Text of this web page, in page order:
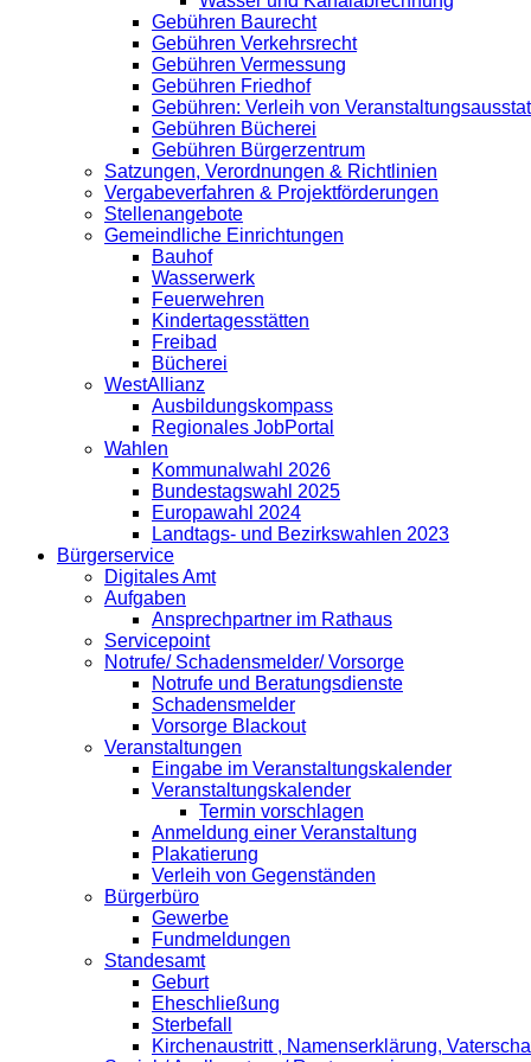
Gebühren Baurecht
Gebühren Verkehrsrecht
Gebühren Vermessung
Gebühren Friedhof
Gebühren: Verleih von
Gebühren Bücherei
Gebühren Bürgerzentrum
Satzungen, Verordnungen & Richtlinien
Vergabeverfahren & Projektförderungen
Stellenangebote
Gemeindliche Einrichtungen
Bauhof
Wasserwerk
Feuerwehren
Kindertagesstätten
Freibad
Bücherei
WestAllianz
Ausbildungskompass
Regionales JobPortal
Wahlen
Kommunalwahl 2026
Bundestagswahl 2025
Europawahl 2024
Landtags- und Bezirkswahlen 2023
Bürgerservice
Digitales Amt
Aufgaben
Ansprechpartner im Rathaus
Servicepoint
Notrufe/ Schadensmelder/ Vorsorge
Notrufe und Beratungsdienste
Schadensmelder
Vorsorge Blackout
Veranstaltungen
Eingabe im Veranstaltungskalender
Veranstaltungskalender
Termin vorschlagen
Anmeldung einer Veranstaltung
Plakatierung
Verleih von Gegenständen
Bürgerbüro
Gewerbe
Fundmeldungen
Standesamt
Geburt
Eheschließung
Sterbefall
Kirchenaustritt , Namenserklärung,